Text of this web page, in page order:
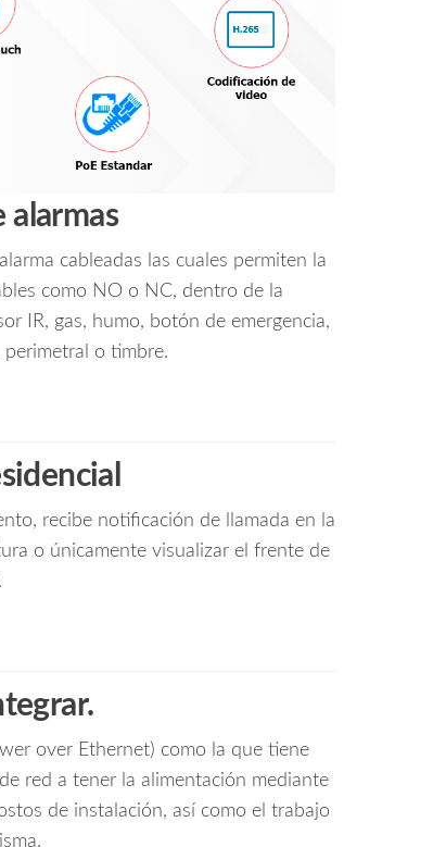
alarmas
cableadas las cuales permiten la
como NO o NC, dentro de la
IR, gas, humo, botón de emergencia,
o timbre.
recibe notificación de llamada en la
o únicamente visualizar el frente de
over Ethernet) como la que tiene
red a tener la alimentación mediante
de instalación, así como el trabajo